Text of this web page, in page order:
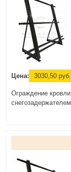
Цена: 3030,50 руб.
Ограждение